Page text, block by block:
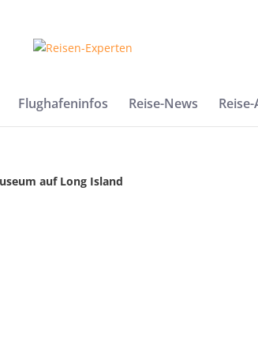
Flughafeninfos Reise-News
auf Long Island